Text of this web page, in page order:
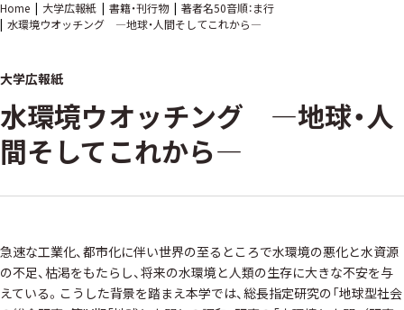
Home 大学広報紙 書籍・刊行物
著者名50音順：ま行
水環境ウオッチング ―地球・人間そしてこれから―
大学広報紙
水環境ウオッチング ―地球・人
間そしてこれから―
急速な工業化、都市化に伴い世界の至るところで水環境の悪化と水資源
の不足、枯渇をもたらし、将来の水環境と人類の生存に大きな不安を与
えている。こうした背景を踏まえ本学では、総長指定研究の「地球型社会